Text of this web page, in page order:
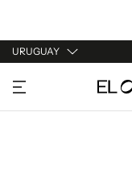
URUGUAY
URUGUAY
ARGENTINA